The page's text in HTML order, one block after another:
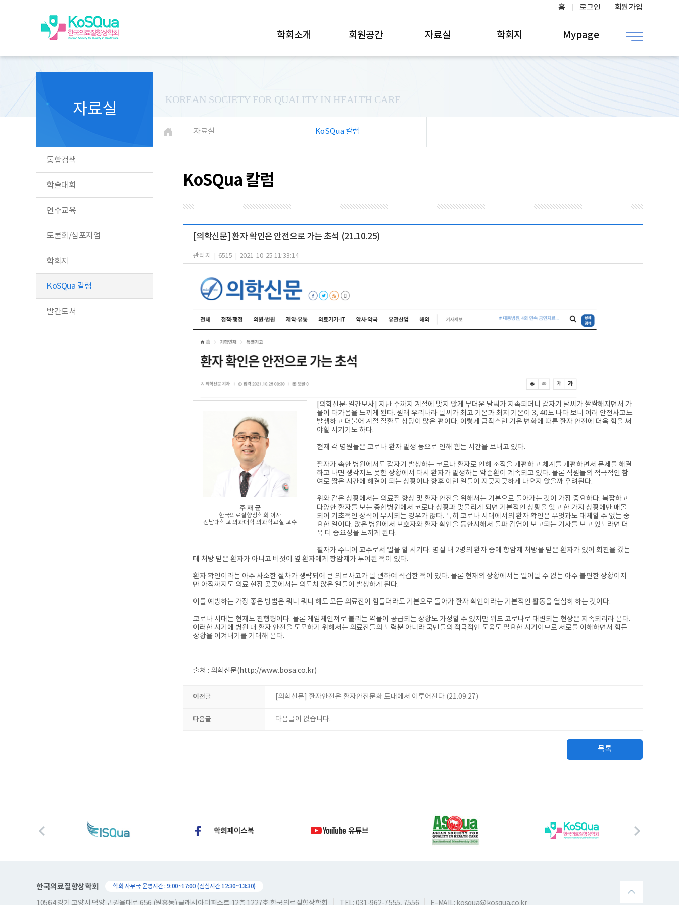
홈 로그인 회원가입
학회소개 회원공간 자료실 학회지 Mypage
KOREAN SOCIETY FOR QUALITY IN HEALTH CARE
자료실 KoSQua 칼럼
자료실
통합검색
학술대회
연수교육
토론회/심포지엄
학회지
KoSQua 칼럼
발간도서
KoSQua 칼럼
[의학신문] 환자 확인은 안전으로 가는 초석 (21.10.25)
관리자 6515 2021-10-25 11:33:14
주 재 균
한국의료질향상학회 이사
전남대학교 의과대학 외과학교실 교수
[의학신문·일간보사] 지난 주까지 계절에 맞지 않게 무더운 날씨가 지속되더니 갑자기 날씨가 쌀쌀해지면서 가
을이 다가옴을 느끼게 된다. 원래 우리나라 날씨가 최고 기온과 최저 기온이 3, 40도 나다 보니 여러 안전사고도
발생하고 더불어 계절 질환도 상당이 많은 편이다. 이렇게 급작스런 기온 변화에 따른 환자 안전에 더욱 힘을 써
야할 시기기도 하다.
현재 각 병원들은 코로나 환자 발생 등으로 인해 힘든 시간을 보내고 있다.
필자가 속한 병원에서도 갑자기 발생하는 코로나 환자로 인해 조직을 개편하고 체계를 개편하면서 문제를 해결
하고 나면 생각지도 못한 상황에서 다시 환자가 발생하는 악순환이 계속되고 있다. 물론 직원들의 적극적인 참
여로 짧은 시간에 해결이 되는 상황이나 향후 이런 일들이 지긋지긋하게 나오지 않을까 우려된다.
위와 같은 상황에서는 의료질 향상 및 환자 안전을 위해서는 기본으로 돌아가는 것이 가장 중요하다. 복잡하고
다양한 환자를 보는 종합병원에서 코로나 상황과 맞물리게 되면 기본적인 상황을 잊고 한 가지 상황에만 매몰
되어 기초적인 상식이 무시되는 경우가 많다. 특히 코로나 시대에서의 환자 확인은 무엇과도 대체할 수 없는 중
요한 일이다. 많은 병원에서 보호자와 환자 확인을 등한시해서 돌파 감염이 보고되는 기사를 보고 있노라면 더
욱 더 중요성을 느끼게 된다.
필자가 주니어 교수로서 일을 할 시기다. 병실 내 2명의 환자 중에 항암제 처방을 받은 환자가 있어 회진을 갔는
데 처방 받은 환자가 아니고 버젓이 옆 환자에게 항암제가 투여된 적이 있다.
환자 확인이라는 아주 사소한 절차가 생략되어 큰 의료사고가 날 뻔하여 식겁한 적이 있다. 물론 현재의 상황에서는 일어날 수 없는 아주 불편한 상황이지
만 아직까지도 의료 현장 곳곳에서는 의도치 않은 일들이 발생하게 된다.
이를 예방하는 가장 좋은 방법은 뭐니 뭐니 해도 모든 의료진이 힘들더라도 기본으로 돌아가 환자 확인이라는 기본적인 활동을 열심히 하는 것이다.
코로나 시대는 현재도 진행형이다. 물론 게임체인져로 불리는 약물이 공급되는 상황도 가정할 수 있지만 위드 코로나로 대변되는 현상은 지속되리라 본다.
이러한 시기에 병원 내 환자 안전을 도모하기 위해서는 의료진들의 노력뿐 아니라 국민들의 적극적인 도움도 필요한 시기이므로 서로를 이해하면서 힘든
상황을 이겨내기를 기대해 본다.
출처 : 의학신문(http://www.bosa.co.kr)
이전글 [의학신문] 환자안전은 환자안전문화 토대에서 이루어진다 (21.09.27)
다음글 다음글이 없습니다.
목록
한국의료질향상학회 학회 사무국 운영시간 : 9:00~17:00 (점심시간 12:30~13:30)